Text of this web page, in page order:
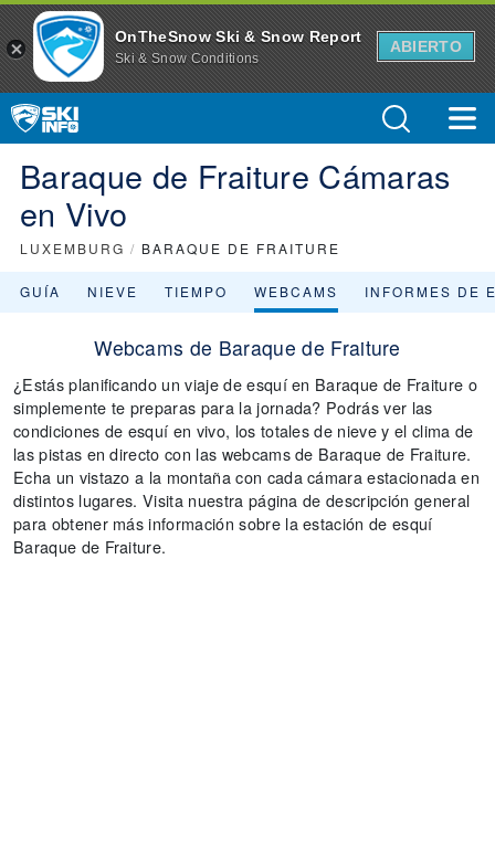
OnTheSnow Ski & Snow Report
Ski & Snow Conditions
ABIERTO
Baraque de Fraiture Cámaras
en Vivo
LUXEMBURG / BARAQUE DE FRAITURE
GUÍA NIEVE TIEMPO WEBCAMS INFORMES DE
Webcams de Baraque de Fraiture
¿Estás planificando un viaje de esquí en Baraque de Fraiture o
simplemente te preparas para la jornada? Podrás ver las
condiciones de esquí en vivo, los totales de nieve y el clima de
las pistas en directo con las webcams de Baraque de Fraiture.
Echa un vistazo a la montaña con cada cámara estacionada en
distintos lugares. Visita nuestra página de descripción general
para obtener más información sobre la estación de esquí
Baraque de Fraiture.